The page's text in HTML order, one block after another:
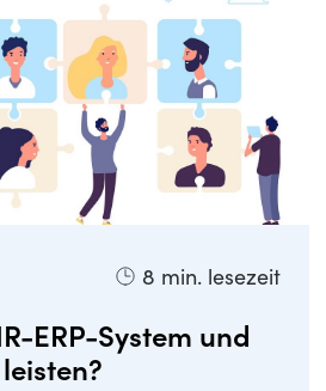
8 min. lesezeit
ERP-System und